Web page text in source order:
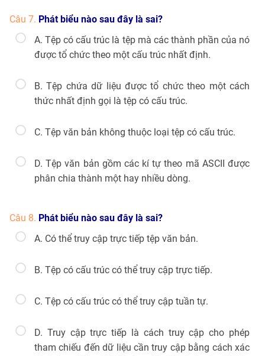
Câu 7. Phát biểu nào sau đây là sai?
A. Tệp có cấu trúc là tệp mà các thành phần của nó
được tổ chức theo một cấu trúc nhất định.
B. Tệp chứa dữ liệu được tổ chức theo một cách
thức nhất định gọi là tệp có cấu trúc.
C. Tệp văn bản không thuộc loại tệp có cấu trúc.
D. Tệp văn bản gồm các kí tự theo mã ASCII được
phân chia thành một hay nhiều dòng.
Câu 8. Phát biểu nào sau đây là sai?
A. Có thể truy cập trực tiếp tệp văn bản.
B. Tệp có cấu trúc có thể truy cập trực tiếp.
C. Tệp có cấu trúc có thể truy cập tuần tự.
D. Truy cập trực tiếp là cách truy cập cho phép
tham chiếu đến dữ liệu cần truy cập bằng cách xác